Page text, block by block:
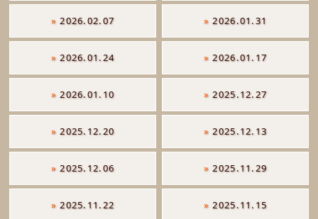
» 2026.02.07 » 2026.01.31
» 2026.01.24 » 2026.01.17
» 2026.01.10 » 2025.12.27
» 2025.12.20 » 2025.12.13
» 2025.12.06 » 2025.11.29
» 2025.11.22 » 2025.11.15